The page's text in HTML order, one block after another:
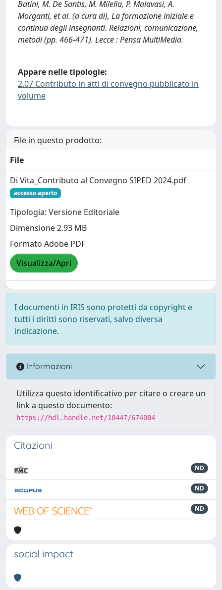
Batini, M. De Santis, M. Milella, P. Malavasi, A.
Morganti, et al. (a cura di), La formazione iniziale e
continua degli insegnanti. Relazioni, comunicazione,
metodi (pp. 466-471). Lecce : Pensa MultiMedia.
Appare nelle tipologie:
2.07 Contributo in atti di convegno pubblicato in
volume
File in questo prodotto:
File
Di Vita_Contributo al Convegno SIPED 2024.pdf
accesso aperto
Tipologia: Versione Editoriale
Dimensione 2.93 MB
Formato Adobe PDF
Visualizza/Apri
I documenti in IRIS sono protetti da copyright e
tutti i diritti sono riservati, salvo diversa
indicazione.
Informazioni
Utilizza questo identificativo per citare o creare un
link a questo documento:
https://hdl.handle.net/10447/674084
Citazioni
ND
ND
ND
social impact